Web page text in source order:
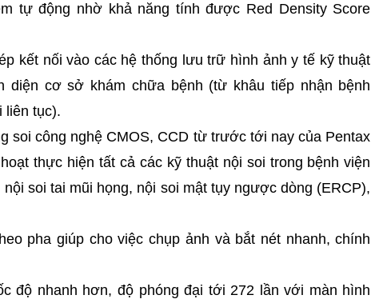
tự động nhờ khả năng tính được Red Density Score
kết nối vào các hệ thống lưu trữ hình ảnh y tế kỹ thuật
diện cơ sở khám chữa bệnh (từ khâu tiếp nhận bệnh
liên tục).
soi công nghệ CMOS, CCD từ trước tới nay của Pentax
thực hiện tất cả các kỹ thuật nội soi trong bệnh viện
soi tai mũi họng, nội soi mật tụy ngược dòng (ERCP),
pha giúp cho việc chụp ảnh và bắt nét nhanh, chính
độ nhanh hơn, độ phóng đại tới 272 lần với màn hình